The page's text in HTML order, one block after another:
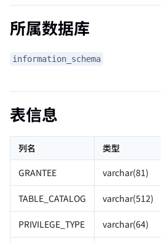
所属数据库
information_schema
表信息
列名 类型
GRANTEE
varchar(81)
TABLE_CATALOG varchar(512)
PRIVILEGE_TYPE varchar(64)